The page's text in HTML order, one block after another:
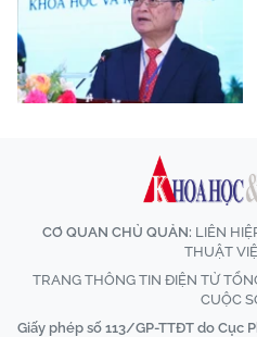
CƠ QUAN CHỦ QUẢN: LIÊN
THUẬT
TRANG THÔNG TIN ĐIỆN TỬ
CUỘC
Giấy phép số 113/GP-TTĐT do Cục